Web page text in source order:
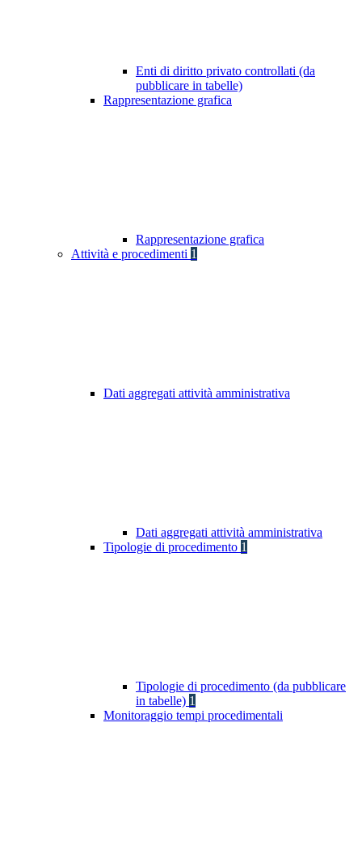
Enti di diritto privato controllati (da
pubblicare in tabelle)
Rappresentazione grafica
Rappresentazione grafica
Attività e procedimenti 1
Dati aggregati attività amministrativa
Dati aggregati attività amministrativa
Tipologie di procedimento 1
Tipologie di procedimento (da pubblicare
in tabelle) 1
Monitoraggio tempi procedimentali